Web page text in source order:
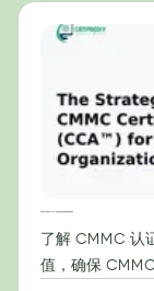
了解 CMMC 认
值，确保